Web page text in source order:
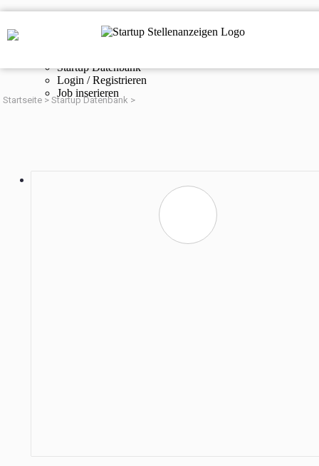
Startup Stellenanzeigen
Startup Datenbank
Login / Registrieren
Job inserieren
Startseite >Startup Datenbank >